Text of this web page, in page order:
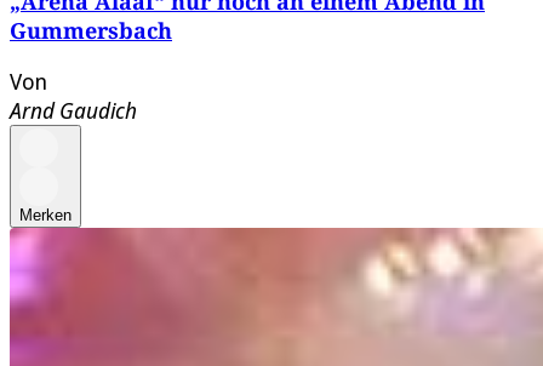
Gummersbach
Von
Arnd Gaudich
Merken